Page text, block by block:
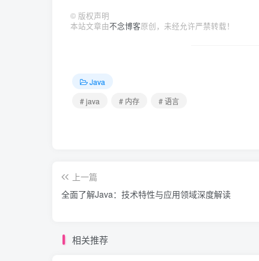
© 版权声明
本站文章由不念博客原创，未经允许严禁转载！
Java
# java
# 内存 # 语言
上一篇
全面了解Java：技术特性与应用领域深度解读
相关推荐